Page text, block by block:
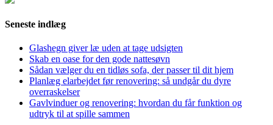
Seneste indlæg
Glashegn giver læ uden at tage udsigten
Skab en oase for den gode nattesøvn
Sådan vælger du en tidløs sofa, der passer til dit hjem
Planlæg elarbejdet før renovering: så undgår du dyre
overraskelser
Gavlvinduer og renovering: hvordan du får funktion og
udtryk til at spille sammen